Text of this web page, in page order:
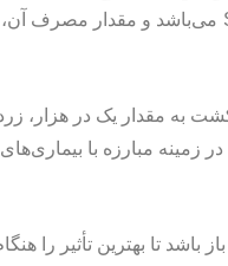
مقدار یک در هزار،
مبارزه با
تا بهترین تأثیر را